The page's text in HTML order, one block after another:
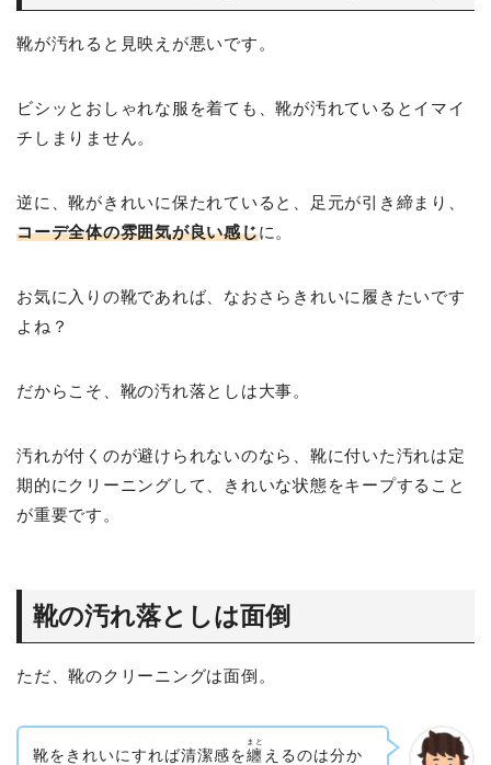
靴が汚れると見映えが悪いです。
ビシッとおしゃれな服を着ても、靴が汚れているとイマイ
チしまりません。
逆に、靴がきれいに保たれていると、足元が引き締まり、
コーデ全体の雰囲気が良い感じに。
お気に入りの靴であれば、なおさらきれいに履きたいです
よね？
だからこそ、靴の汚れ落としは大事。
汚れが付くのが避けられないのなら、靴に付いた汚れは定
期的にクリーニングして、きれいな状態をキープすること
が重要です。
靴の汚れ落としは面倒
ただ、靴のクリーニングは面倒。
靴をきれいにすれば清潔感を纏
まと
えるのは分か